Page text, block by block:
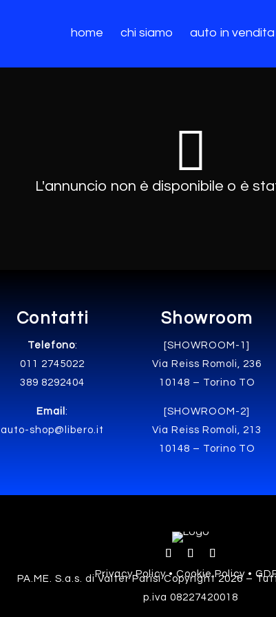
home chi siamo auto in vendita
L'annuncio non è disponibile o è
Contatti
Telefono:
011 2745022
389 8292404
Email:
auto-shop@libero.it
Showroom
[SHOWROOM-1]
Via Reiss Romoli, 236
10148 – Torino TO
[SHOWROOM-2]
Via Reiss Romoli, 213
10148 – Torino TO
Privacy Policy • Cookie Policy •
PA.ME. S.a.s. di Valter Parisi Copyright 2026 –
p.iva 08227420018